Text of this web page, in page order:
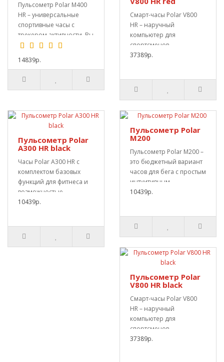
Пульсометр Polar M400
HR – универсальные
спортивные часы с
трекером активности. Вы
можете выбрать из..
14839р.
Смарт-часы Polar V800
HR – наручный
компьютер для
спортсменов,
специализирующихся на
37389р.
Пульсометр Polar
А300 HR black
Часы Polar А300 HR с
комплектом базовых
функций для фитнеса и
возможностью
отслеживания на
10439р.
Пульсометр Polar
M200
Пульсометр Polar М200 –
это бюджетный вариант
часов для бега с простым
интуитивным
управлением и без..
10439р.
Пульсометр Polar
V800 HR black
Смарт-часы Polar V800
HR – наручный
компьютер для
спортсменов,
специализирующихся на
37389р.